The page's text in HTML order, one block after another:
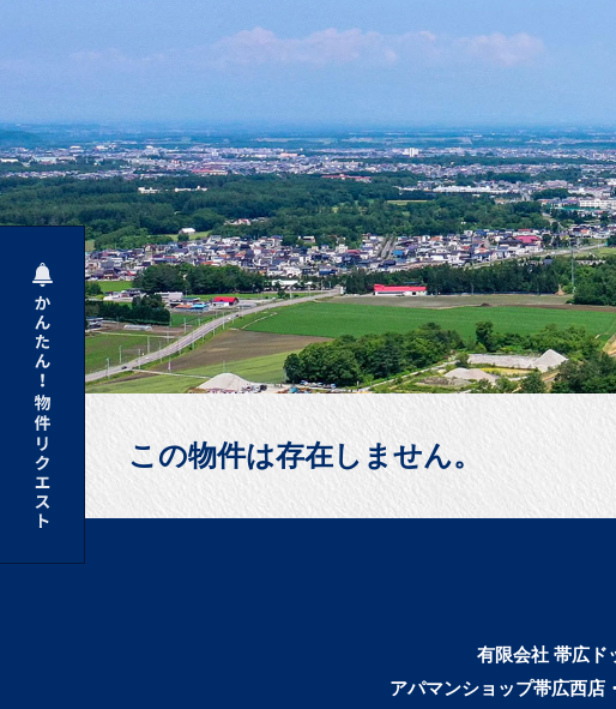
この物件は存在しません。
有限会社 帯広ド
アパマンショップ帯広西店